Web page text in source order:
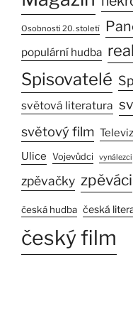
Osobnosti 20. století
populární hudba
Spisovatelé
světová literatura
světový film
Ulice Vojevůdci vynálezci
zpěvačky zpěváci
česká hudba česká
český film